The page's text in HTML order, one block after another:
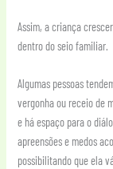
Assim, a criança
dentro do seio familiar.
Algumas pessoas
vergonha ou receio de
e há espaço para o
apreensões e medos
possibilitando que ela